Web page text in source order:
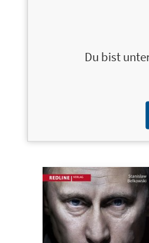
Du bist